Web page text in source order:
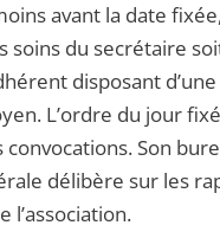
avant la date
soins du secrétaire
disposant
L’ordre du jour
Son
délibère sur les
l’association.